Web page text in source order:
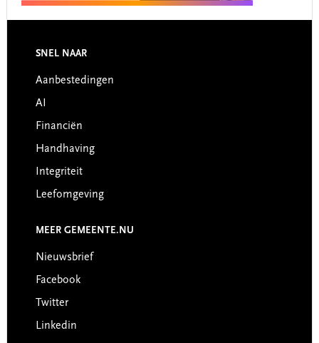
Footer
SNEL NAAR
Aanbestedingen
AI
Financiën
Handhaving
Integriteit
Leefomgeving
MEER GEMEENTE.NU
Nieuwsbrief
Facebook
Twitter
Linkedin